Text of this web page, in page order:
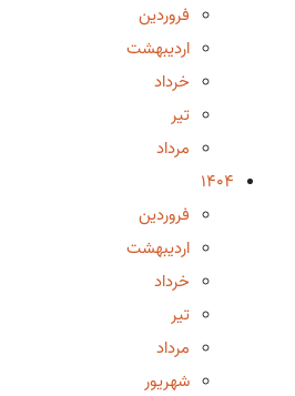
فروردین
اردیبهشت
خرداد
تیر
مرداد
1404
فروردین
اردیبهشت
خرداد
تیر
مرداد
شهریور